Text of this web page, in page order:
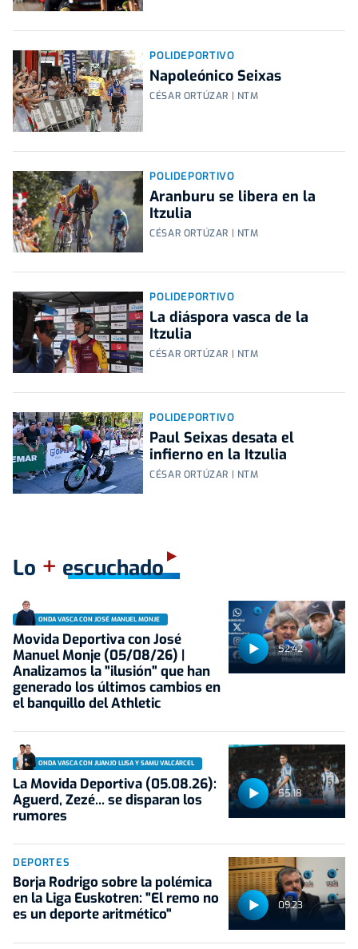
POLIDEPORTIVO
Napoleónico Seixas
CÉSAR ORTÚZAR | NTM
POLIDEPORTIVO
Aranburu se libera en la
Itzulia
CÉSAR ORTÚZAR | NTM
POLIDEPORTIVO
La diáspora vasca de la
Itzulia
CÉSAR ORTÚZAR | NTM
POLIDEPORTIVO
Paul Seixas desata el
infierno en la Itzulia
CÉSAR ORTÚZAR | NTM
Lo + escuchado
52:42
ONDA VASCA CON JOSÉ MANUEL MONJE
Movida Deportiva con José
Manuel Monje (05/08/26) |
Analizamos la "ilusión" que han
generado los últimos cambios en
el banquillo del Athletic
55:18
ONDA VASCA CON JUANJO LUSA Y SAMU VALCÁRCEL
La Movida Deportiva (05.08.26):
Aguerd, Zezé... se disparan los
rumores
09:23
DEPORTES
Borja Rodrigo sobre la polémica
en la Liga Euskotren: "El remo no
es un deporte aritmético"